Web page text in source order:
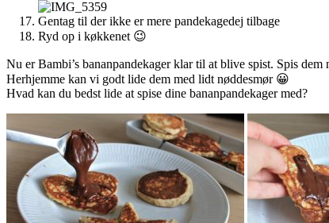
Gentag til der ikke er mere pandekagedej tilbage
Ryd op i køkkenet 😉
Nu er Bambi’s bananpandekager klar til at blive spist. Spis
Herhjemme kan vi godt lide dem med lidt nøddesmør 😀
Hvad kan du bedst lide at spise dine bananpandekager med?